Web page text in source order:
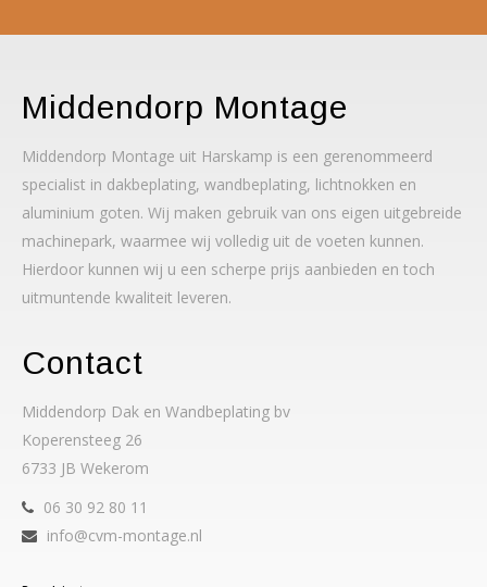
Middendorp Montage
Middendorp Montage uit Harskamp is een gerenommeerd
specialist in dakbeplating, wandbeplating, lichtnokken en
aluminium goten. Wij maken gebruik van ons eigen uitgebreide
machinepark, waarmee wij volledig uit de voeten kunnen.
Hierdoor kunnen wij u een scherpe prijs aanbieden en toch
uitmuntende kwaliteit leveren.
Contact
Middendorp Dak en Wandbeplating bv
Koperensteeg 26
6733 JB Wekerom
06 30 92 80 11
info@cvm-montage.nl